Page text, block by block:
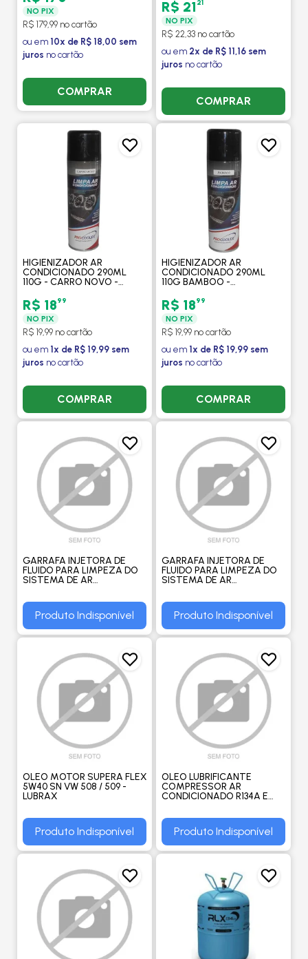
NO PIX
R$ 179,99 no cartão
ou em 10x de R$ 18,00 sem
juros no cartão
COMPRAR
R$ 21 21
NO PIX
R$ 22,33 no cartão
ou em 2x de R$ 11,16 sem
juros no cartão
COMPRAR
HIGIENIZADOR AR
CONDICIONADO 290ML
110G - CARRO NOVO -
R$ 1899
NO PIX
R$ 19,99 no cartão
ou em 1x de R$ 19,99 sem
juros no cartão
COMPRAR
HIGIENIZADOR AR
CONDICIONADO 290ML
110G BAMBOO -
R$ 1899
NO PIX
R$ 19,99 no cartão
ou em 1x de R$ 19,99 sem
juros no cartão
COMPRAR
GARRAFA INJETORA DE
FLUIDO PARA LIMPEZA DO
SISTEMA DE AR
IMPORTADO
Produto Indisponível
GARRAFA INJETORA DE
FLUIDO PARA LIMPEZA DO
SISTEMA DE AR
PROCOOLER
Produto Indisponível
OLEO MOTOR SUPERA FLEX
5W40 SN VW 508 / 509 -
LUBRAX
Produto Indisponível
OLEO LUBRIFICANTE
COMPRESSOR AR
CONDICIONADO R134A E
IDEMITSU
Produto Indisponível